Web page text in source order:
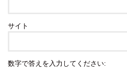
サイト
数字で答えを入力してください: